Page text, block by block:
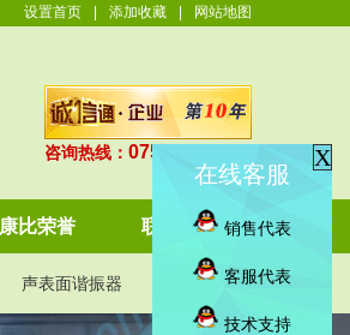
设置首页 添加收藏 网站地图
咨询热线： 0755-27876201
康比荣誉 联系康比
声表面谐振器 KDS晶振
在线客服
X
销售代表
客服代表
技术支持